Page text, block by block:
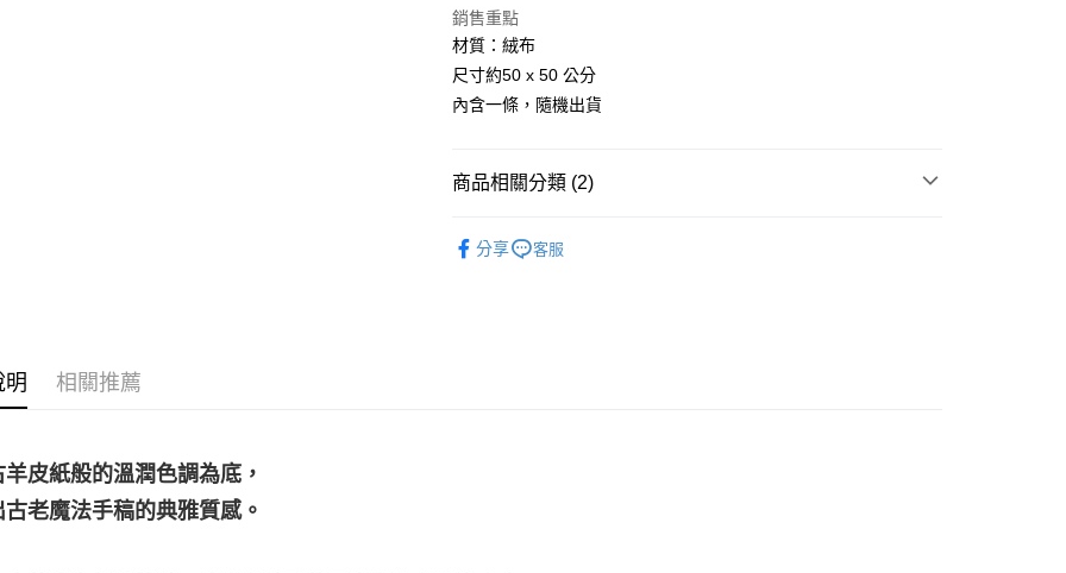
全家取貨付款
每筆NT$80，滿NT$3,000(含以上)免運費
7-11取貨付款
賣家宅配幫您送（台灣）
郵局幫你送（離島）
銷售重點
材質：絨布
尺寸約50 x 50 公分
內含一條，隨機出貨
商品相關分類 (2)
分享 客服
明 相關推薦
皮紙般的溫潤色調為底，
老魔法手稿的典雅質感。